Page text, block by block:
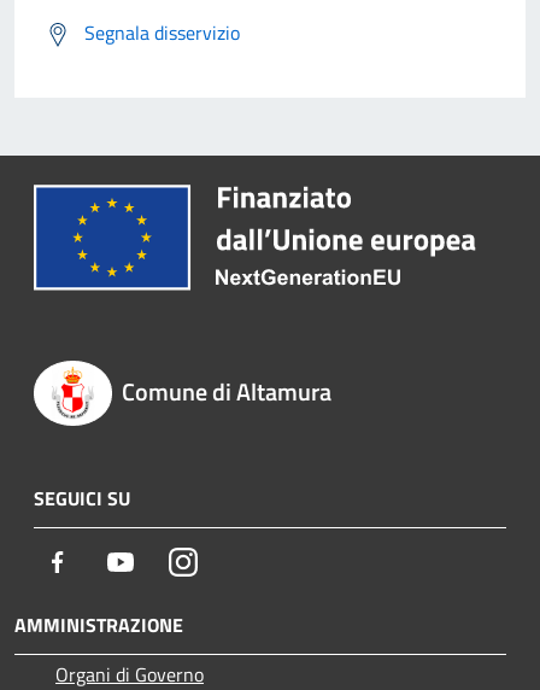
Segnala disservizio
Comune di Altamura
SEGUICI SU
Facebook YoutubeInstagram
AMMINISTRAZIONE
Organi di Governo